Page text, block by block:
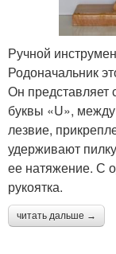
Ручной
Родоначальник
Он представляет
буквы «U»,
лезвие,
удерживают
ее натяжение. С
рукоятка.
читать дальше →